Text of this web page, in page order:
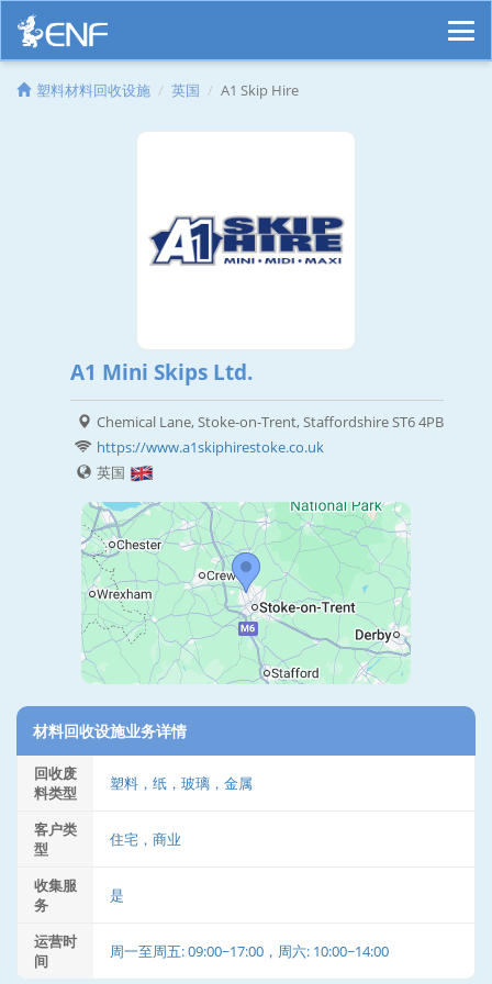
塑料材料回收设施 英国 A1 Skip Hire
A1 Mini Skips Ltd.
Chemical Lane, Stoke-on-Trent, Staffordshire ST6 4PB
https://www.a1skiphirestoke.co.uk
英国
材料回收设施业务详情
回收废
料类型
塑料，纸，玻璃，金属
客户类
型
住宅，商业
收集服
务
是
运营时
间
周一至周五: 09:00~17:00，周六: 10:00~14:00